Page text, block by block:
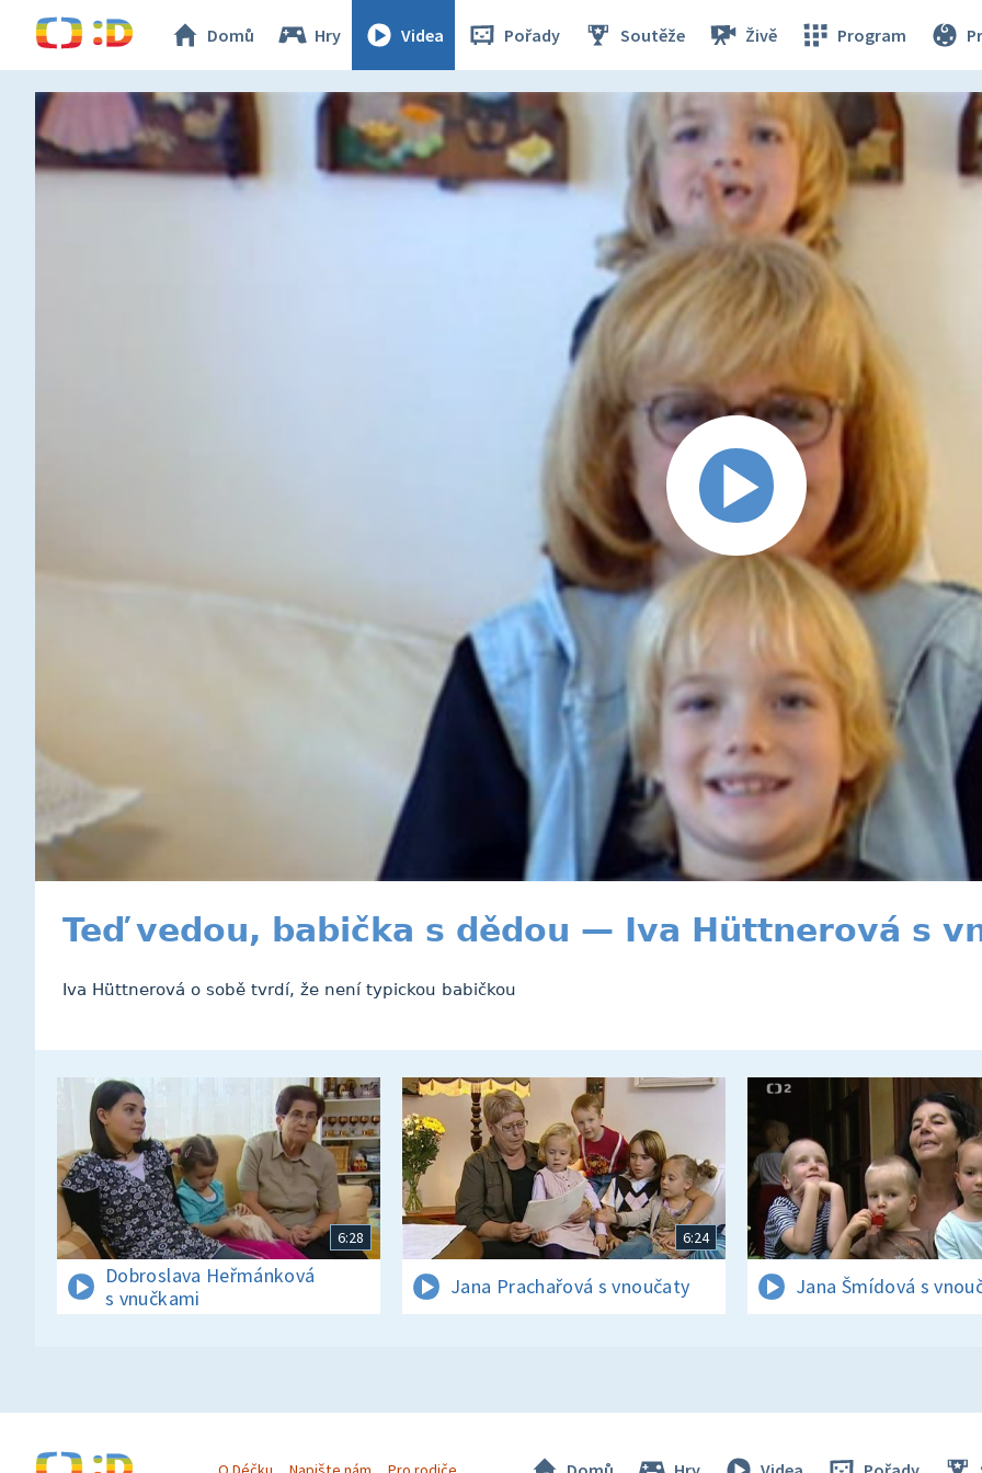
Domů Hry Videa Pořady Soutěže Živě Program
Teď vedou, babička s dědou — Iva Hüttnerová s
Iva Hüttnerová o sobě tvrdí, že není typickou babičkou
6:28
Dobroslava Heřmánková
s vnučkami
6:24
Jana Prachařová s vnoučaty Jana Šmídová s